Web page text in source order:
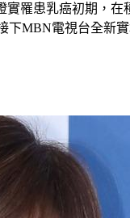
罹患乳癌初期，
MBN電視台全新